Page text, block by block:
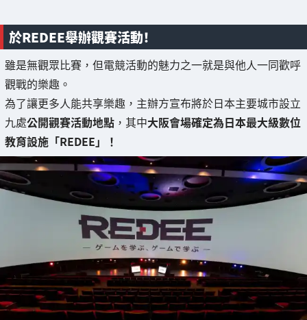
於REDEE舉辦觀賽活動！
雖是無觀眾比賽，但電競活動的魅力之一就是與他人一同歡呼
觀戰的樂趣。
為了讓更多人能共享樂趣，主辦方宣布將於日本主要城市設立
九處公開觀賽活動地點 ，其中大阪會場確定為日本最大級數位
教育設施「REDEE」！